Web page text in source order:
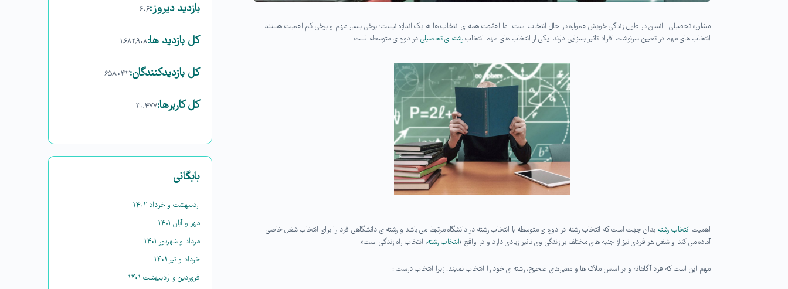
مشاوره تحصیلی : انسان در طول زندگی خویش همواره در حال انتخاب است. اما اهمّیّت همه ی انتخاب ها به یک اندازه نیست؛ برخی بسیار مهم و برخی کم اهمیت هستند!
انتخاب های مهم در تعیین سرنوشت افراد تاثیر بسزایی دارند. یکی از انتخاب های مهم انتخابرشته ی تحصیلی در دوره ی متوسطه است.
اهمیت انتخاب رشته بدان جهت است که انتخاب رشته در دوره ی متوسطه با انتخاب رشته در دانشگاه مرتبط می باشد و رشته ی دانشگاهی فرد را برای انتخاب شغل خاصی
آماده می کند و شغل هر فردی نیز از جنبه های مختلف بر زندگی وی تاثیر زیادی دارد و در واقع «انتخاب رشته، انتخاب راه زندگی است».
مهم این است که فرد آگاهانه و بر اساس ملاک ها و معیارهای صحیح، رشته ی خود را انتخاب نمایند. زیرا انتخاب درست :
بازدید دیروز:۶۰۶
کل بازدید ها:۱,۶۸۲,۹۰۸
کل بازدیدکنند‌گان:۶۵۸,۰۴۳
کل کاربرها:۳۰,۴۷۷
بایگانی
اردیبهشت و خرداد ۱۴۰۲
مهر و آبان ۱۴۰۱
مرداد و شهریور ۱۴۰۱
خرداد و تیر ۱۴۰۱
فروردین و اردیبهشت ۱۴۰۱